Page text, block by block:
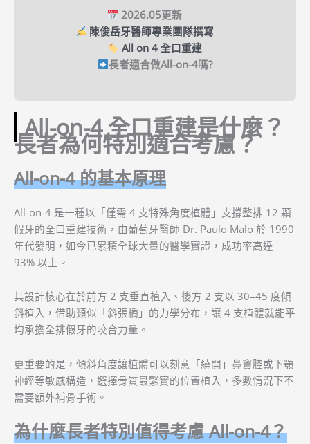
2026.05更新
陳俊岳牙醫師專業團隊撰寫
All on 4 全口重建
長者適合做All-on-4嗎?
All-on-4 全口重建是什麼？
長者為何特別適合考慮？
All-on-4 的基本原理
All-on-4 是一種以「僅需 4 支特殊角度植體」支撐整排 12 顆
假牙的全口重建技術，由葡萄牙醫師 Dr. Paulo Malo 於 1990
年代發明，如今已累積全球大量的醫學實證，成功率高達
93% 以上。
其設計核心在於前方 2 支垂直植入、後方 2 支以 30–45 度傾
斜植入，借助類似「斜張橋」的力學分布，讓 4 支植體就能平
均承擔全排假牙的咬合力量。
更重要的是，傾斜角度讓植體可以刻意「繞開」鼻竇腔或下顎
神經等敏感構造，選擇骨質最緊實的位置植入，多數情況下不
需要額外補骨手術。
為什麼長者特別值得考慮 All-on-4？